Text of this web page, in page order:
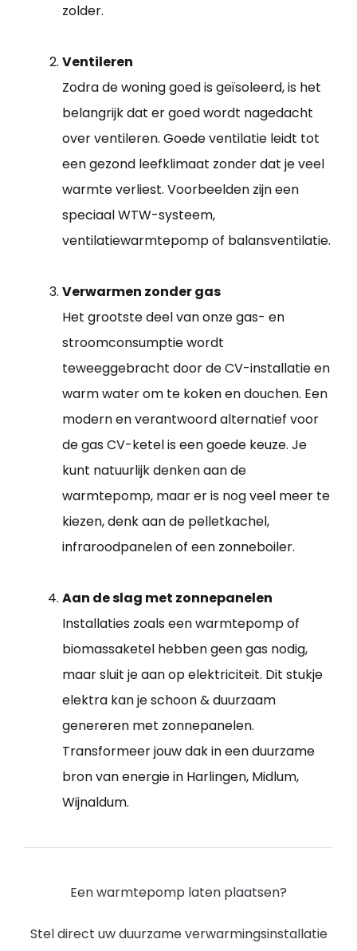
zolder.
Ventileren
Zodra de woning goed is geïsoleerd, is het
belangrijk dat er goed wordt nagedacht
over ventileren. Goede ventilatie leidt tot
een gezond leefklimaat zonder dat je veel
warmte verliest. Voorbeelden zijn een
speciaal WTW-systeem,
ventilatiewarmtepomp of balansventilatie.
Verwarmen zonder gas
Het grootste deel van onze gas- en
stroomconsumptie wordt
teweeggebracht door de CV-installatie en
warm water om te koken en douchen. Een
modern en verantwoord alternatief voor
de gas CV-ketel is een goede keuze. Je
kunt natuurlijk denken aan de
warmtepomp, maar er is nog veel meer te
kiezen, denk aan de pelletkachel,
infraroodpanelen of een zonneboiler.
Aan de slag met zonnepanelen
Installaties zoals een warmtepomp of
biomassaketel hebben geen gas nodig,
maar sluit je aan op elektriciteit. Dit stukje
elektra kan je schoon & duurzaam
genereren met zonnepanelen.
Transformeer jouw dak in een duurzame
bron van energie in Harlingen, Midlum,
Wijnaldum.
Een warmtepomp laten plaatsen?
Stel direct uw duurzame verwarmingsinstallatie